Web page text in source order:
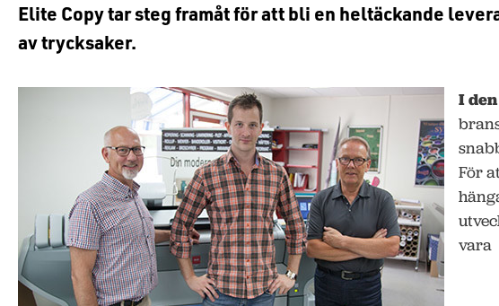
Elite Copy tar steg framåt för att bli en heltäckande
av trycksaker.
I
För
vara